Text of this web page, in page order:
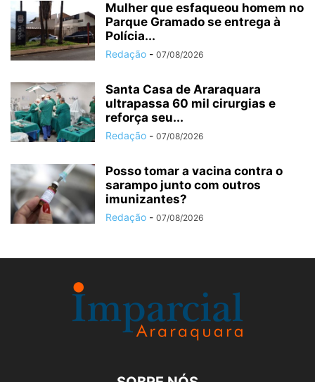
Mulher que esfaqueou homem no
Parque Gramado se entrega à
Polícia...
Redação - 07/08/2026
Santa Casa de Araraquara
ultrapassa 60 mil cirurgias e
reforça seu...
Redação - 07/08/2026
Posso tomar a vacina contra o
sarampo junto com outros
imunizantes?
Redação - 07/08/2026